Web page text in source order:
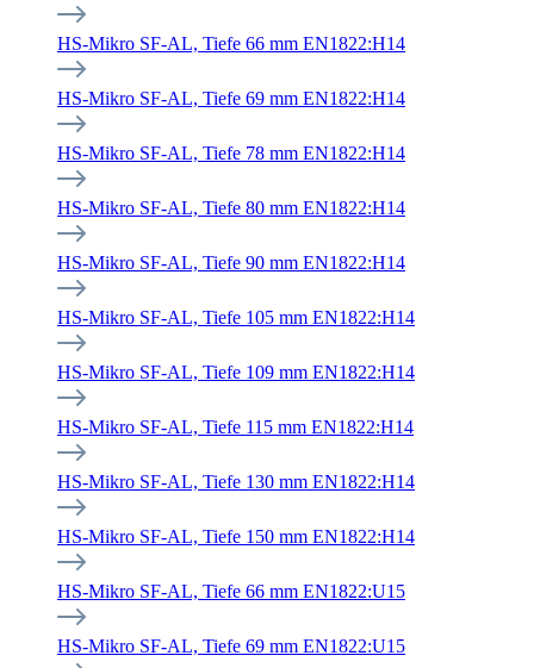
HS-Mikro SF-AL, Tiefe 66 mm EN1822:H14
HS-Mikro SF-AL, Tiefe 69 mm EN1822:H14
HS-Mikro SF-AL, Tiefe 78 mm EN1822:H14
HS-Mikro SF-AL, Tiefe 80 mm EN1822:H14
HS-Mikro SF-AL, Tiefe 90 mm EN1822:H14
HS-Mikro SF-AL, Tiefe 105 mm EN1822:H14
HS-Mikro SF-AL, Tiefe 109 mm EN1822:H14
HS-Mikro SF-AL, Tiefe 115 mm EN1822:H14
HS-Mikro SF-AL, Tiefe 130 mm EN1822:H14
HS-Mikro SF-AL, Tiefe 150 mm EN1822:H14
HS-Mikro SF-AL, Tiefe 66 mm EN1822:U15
HS-Mikro SF-AL, Tiefe 69 mm EN1822:U15